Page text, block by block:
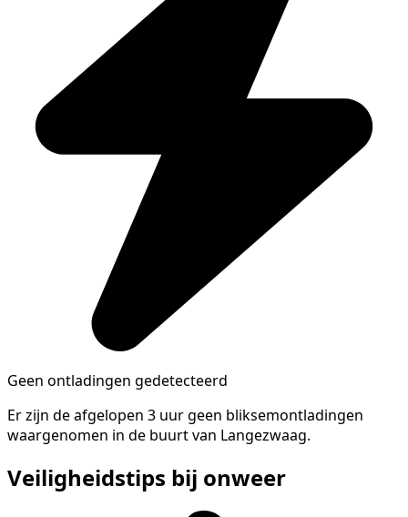
Geen ontladingen gedetecteerd
Er zijn de afgelopen 3 uur geen bliksemontladingen
waargenomen in de buurt van Langezwaag.
Veiligheidstips bij onweer